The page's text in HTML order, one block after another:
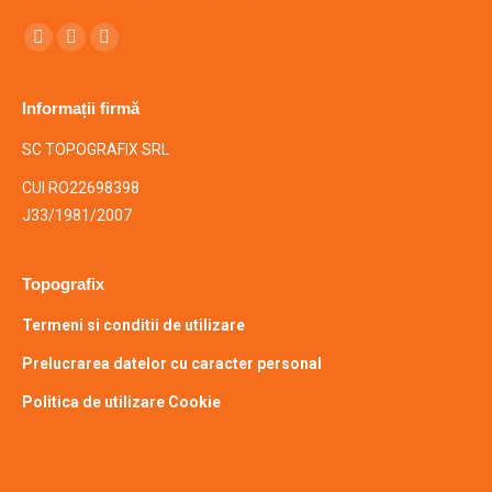
Find us on:
Facebook
Mail Whatsapp
Informații firmă
SC TOPOGRAFIX SRL
CUI RO22698398
J33/1981/2007
Topografix
Termeni si conditii de utilizare
Prelucrarea datelor cu caracter personal
Politica de utilizare Cookie